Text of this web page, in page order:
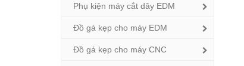
Phụ kiện máy cắt dây EDM
Đồ gá kẹp cho máy EDM
Đồ gá kẹp cho máy CNC